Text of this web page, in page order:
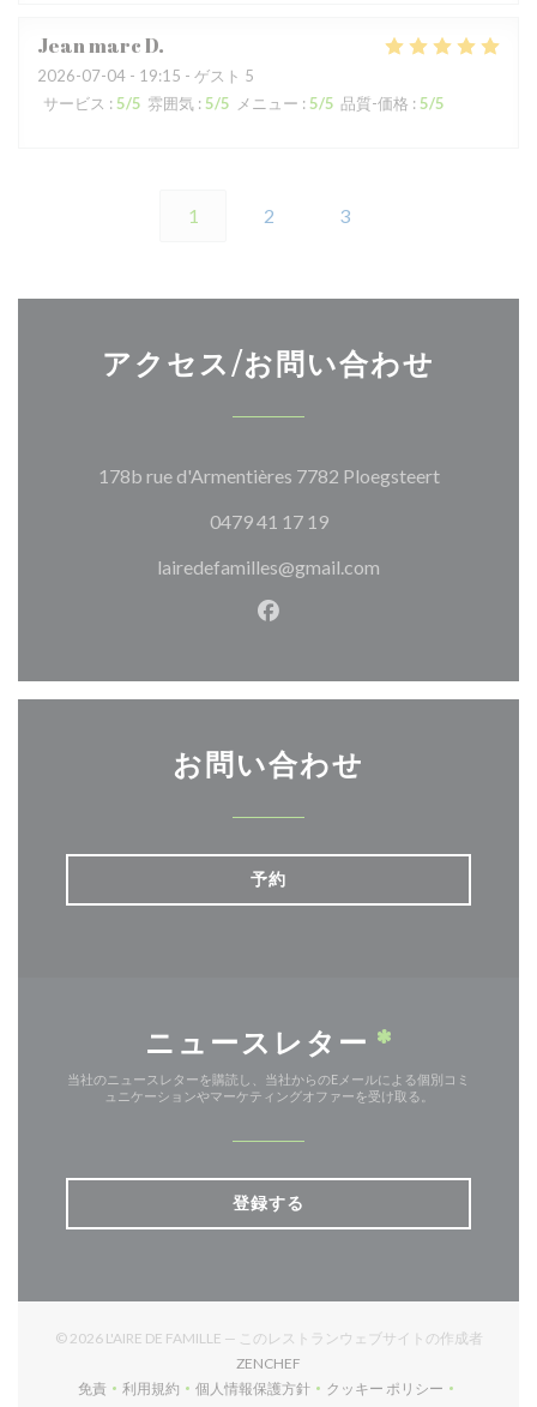
Jean marcD
2026-07-04 - 19:15 - ゲスト 5
サービス : 5/5 雰囲気 : 5/5 メニュー : 5/5 品質-価格 : 5/5
1 2 3
アクセス/お問い合わせ
178b rue d'Armentières 7782 Ploegsteert((新しいウ
0479 41 17 19
lairedefamilles@gmail.com
Facebook ((新しいウィン
お問い合わせ
予約
ニュースレター *
当社のニュースレターを購読し、当社からのEメールによる個別コミ
ュニケーションやマーケティングオファーを受け取る。
登録する
© 2026 L'AIRE DE FAMILLE — このレストランウェブサイトの作成者
ZENCHEF
免責
((新しいウィンドウで開きます))
利用規約
((新しいウィンドウで開きます))
個人情報保護方針
((新しいウィンドウで開きます))
クッキー ポリシー
((新しいウィンドウで